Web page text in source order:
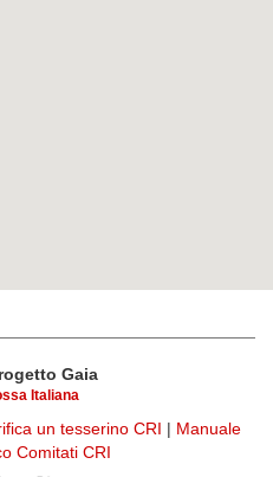
Gaia
Italiana
un tesserino CRI | Manuale
Comitati CRI